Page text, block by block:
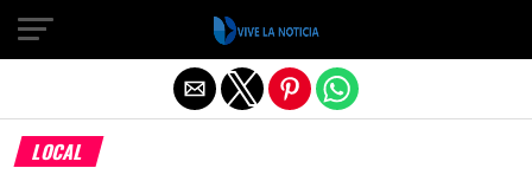
LOCAL
Salir de la versión móvil